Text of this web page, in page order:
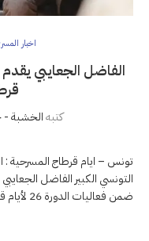
اخبار
الفاضل الجعايبي
كتبهالخشبة
تونس – ايام قرطاج المسرحية
التونسي الكبير الفاضل
ضمن فعاليات الدورة 26 لأيام قرطاج المسرحية، موجهةً …